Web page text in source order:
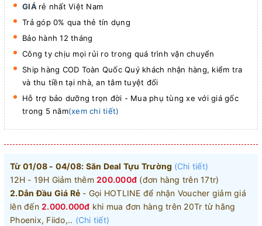
GIÁ rẻ nhất Việt Nam
Trả góp 0% qua thẻ tín dụng
Bảo hành 12 tháng
Công ty chịu mọi rủi ro trong quá trình vận chuyển
Ship hàng COD Toàn Quốc Quý khách nhận hàng, kiểm tra
và thu tiền tại nhà, an tâm tuyệt đối
Hỗ trợ bảo dưỡng trọn đời - Mua phụ tùng xe với giá gốc
trong 5 năm(xem chi tiết)
Từ 01/08 - 04/08: Săn Deal Tựu Trường (Chi tiết)
12H - 19H Giảm thêm 200.000đ (đơn hàng trên 17tr)
2.Dẫn Đầu Giá Rẻ - Gọi HOTLINE để nhận Voucher giảm giá
lên đến 2.000.000đ khi mua đơn hàng trên 20Tr từ hãng
Phoenix, Fiido,.. (Chi tiết)